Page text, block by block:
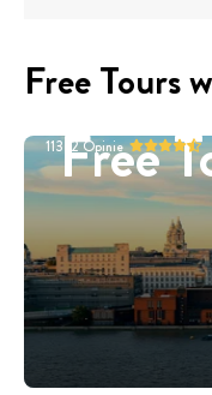
Free Tours
Free
11332Opinie